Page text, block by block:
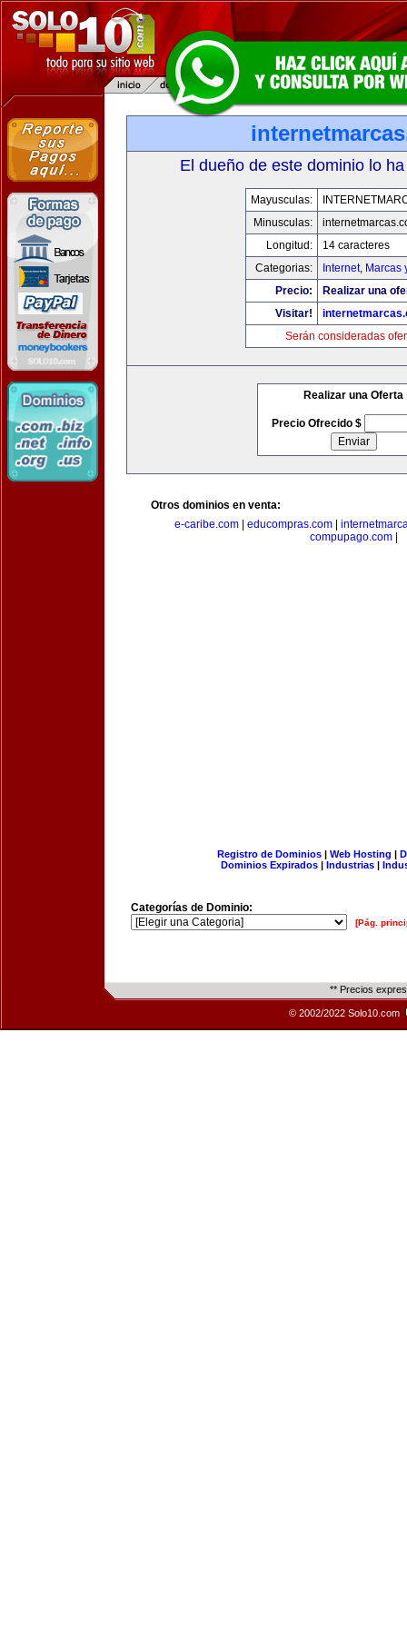
El dueño de este dominio lo
Mayusculas:
Minusculas:
Longitud:
14 caracteres
Categorias:
Internet, Marcas
Precio:
Realizar una
Visitar!
Serán consideradas
Realizar una Oferta
Precio Ofrecido $
Otros dominios en venta:
e-caribe.com| educompras.com|
compupago.com|
Registro de Dominios| Web Hosting |
Dominios Expirados | Industrias |
Categorías de Dominio:
[Pág.
** Precios
© 2002/2022 Solo10.com